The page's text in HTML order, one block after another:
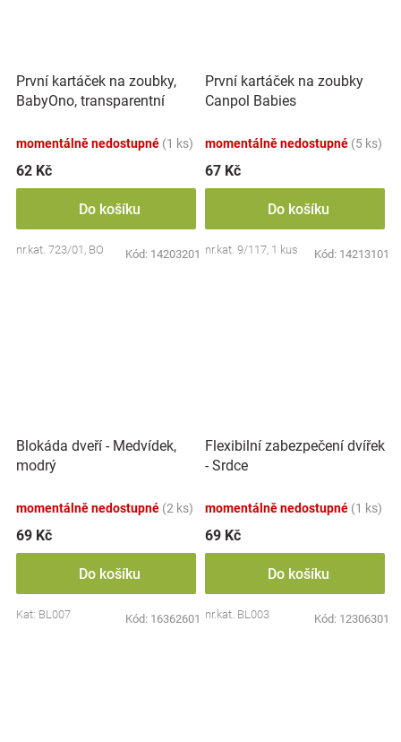
První kartáček na zoubky,
BabyOno, transparentní
momentálně nedostupné (1 ks)
62 Kč
Do košíku
nr.kat. 723/01, BO Kód: 14203201
První kartáček na zoubky
Canpol Babies
momentálně nedostupné (5 ks)
67 Kč
Do košíku
nr.kat. 9/117, 1 kus Kód: 14213101
Blokáda dveří - Medvídek,
modrý
momentálně nedostupné (2 ks)
69 Kč
Do košíku
Kat: BL007 Kód: 16362601
Flexibilní zabezpečení dvířek
- Srdce
momentálně nedostupné (1 ks)
69 Kč
Do košíku
nr.kat. BL003 Kód: 12306301